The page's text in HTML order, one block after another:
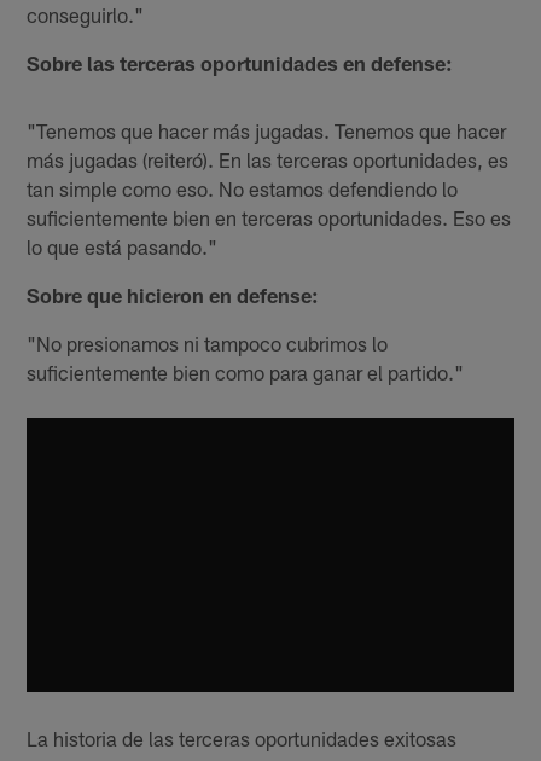
conseguirlo."
Sobre las terceras oportunidades en defense:
"Tenemos que hacer más jugadas. Tenemos que hacer
más jugadas (reiteró). En las terceras oportunidades, es
tan simple como eso. No estamos defendiendo lo
suficientemente bien en terceras oportunidades. Eso es
lo que está pasando."
Sobre que hicieron en defense:
"No presionamos ni tampoco cubrimos lo
suficientemente bien como para ganar el partido."
La historia de las terceras oportunidades exitosas